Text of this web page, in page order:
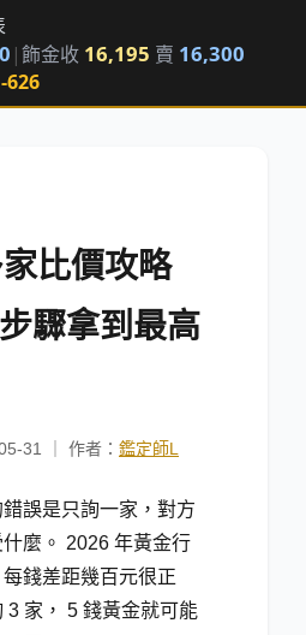
|飾金收 16,195 賣 16,300
626
比價攻略
驟拿到最高
31 ｜ 作者： 鑑定師L
誤是只詢一家，對方
麼。 2026 年黃金行
錢差距幾百元很正
3 家， 5 錢黃金就可能